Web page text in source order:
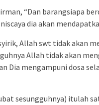
“Dan barangsiapa
dia akan
Allah swt tidak akan
Allah tidak akan
Dia mengampuni dosa
sesungguhnya) itulah